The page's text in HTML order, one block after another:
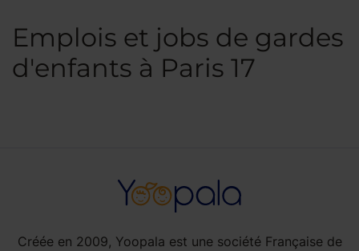
Emplois et jobs de gardes
d'enfants à Paris 17
Créée en 2009, Yoopala est une société Française de